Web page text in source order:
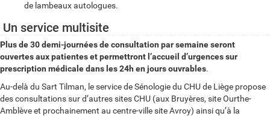
de lambeaux autologues.
Un service multisite
Plus de 30 demi-journées de consultation par semaine seront
ouvertes aux patientes et permettront l’accueil d’urgences sur
prescription médicale dans les 24h en jours ouvrables.
Au-delà du Sart Tilman, le service de Sénologie du CHU de Liège propose
des consultations sur d’autres sites CHU (aux Bruyères, site Ourthe-
Amblève et prochainement au centre-ville site Avroy) ainsi qu’à la